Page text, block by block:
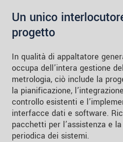
Un unico
progetto
In qualità di appaltatore
occupa dell’intera gestione
metrologia, ciò include la
la pianificazione,
controllo esistenti e
interfacce dati e software.
pacchetti per l’assistenza e
periodica dei sistemi.